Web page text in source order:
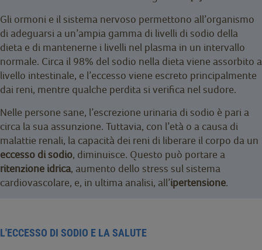
Gli ormoni e il sistema nervoso permettono all’organismo
di adeguarsi a un’ampia gamma di livelli di sodio della
dieta e di mantenerne i livelli nel plasma in un intervallo
normale. Circa il 98% del sodio nella dieta viene assorbito a
livello intestinale, e l’eccesso viene escreto principalmente
dai reni, mentre qualche perdita si verifica nel sudore.
Nelle persone sane, l’escrezione urinaria di sodio è pari a
circa la sua assunzione. Tuttavia, con l’età o a causa di
malattie renali, la capacità dei reni di liberare il corpo da un
eccesso di sodio, diminuisce. Questo può portare a
ritenzione idrica, aumento dello stress sul sistema
cardiovascolare, e, in ultima analisi, all’ipertensione.
L'ECCESSO DI SODIO E LA SALUTE